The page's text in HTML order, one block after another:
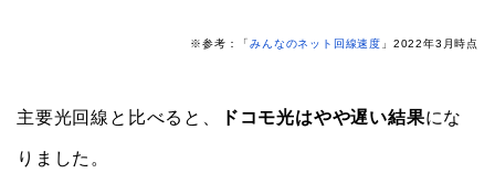
※参考：「みんなのネット回線速度 」2022年3月時点
主要光回線と比べると、 ドコモ光はやや遅い結果にな
りました。